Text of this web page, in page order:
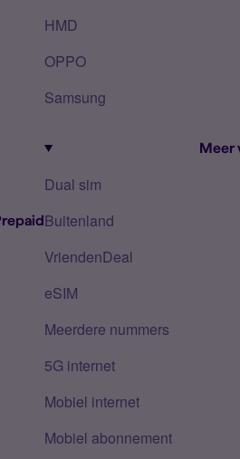
HMD
OPPO
Samsung
Meer
Dual sim
Buitenland
VriendenDeal
eSIM
Meerdere nummers
5G internet
Mobiel internet
Mobiel abonnement